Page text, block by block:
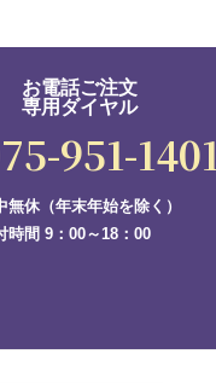
お電話ご注文
専用ダイヤル
951-1401
無休（年末年始を除く）
時間 9：00～18：00